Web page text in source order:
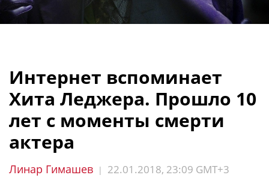
Интернет вспоминает
Хита Леджера. Прошло 10
лет с моменты смерти
актера
Линар Гимашев | 22.01.2018, 23:09 GMT+3